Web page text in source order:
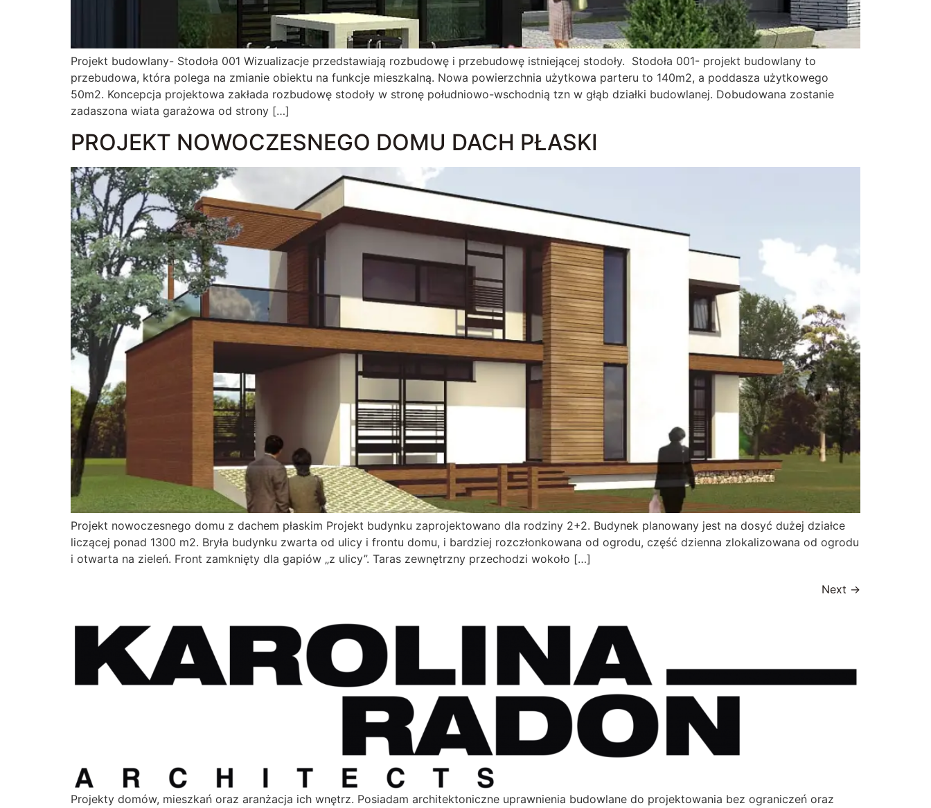
Projekt budowlany- Stodoła 001 Wizualizacje przedstawiają rozbudowę i przebudowę istniejącej stodoły. Stodoła 001- projekt budowlany to
przebudowa, która polega na zmianie obiektu na funkcje mieszkalną. Nowa powierzchnia użytkowa parteru to 140m2, a poddasza użytkowego
50m2. Koncepcja projektowa zakłada rozbudowę stodoły w stronę południowo-wschodnią tzn w głąb działki budowlanej. Dobudowana zostanie
zadaszona wiata garażowa od strony […]
PROJEKT NOWOCZESNEGO DOMU DACH PŁASKI
Projekt nowoczesnego domu z dachem płaskim Projekt budynku zaprojektowano dla rodziny 2+2. Budynek planowany jest na dosyć dużej działce
liczącej ponad 1300 m2. Bryła budynku zwarta od ulicy i frontu domu, i bardziej rozczłonkowana od ogrodu, część dzienna zlokalizowana od ogrodu
i otwarta na zieleń. Front zamknięty dla gapiów „z ulicy”. Taras zewnętrzny przechodzi wokoło […]
Next →
Projekty domów, mieszkań oraz aranżacja ich wnętrz. Posiadam architektoniczne uprawnienia budowlane do projektowania bez ograniczeń oraz